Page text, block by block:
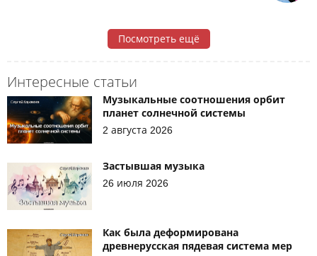
Посмотреть ещё
Интересные статьи
Музыкальные соотношения орбит
планет солнечной системы
2 августа 2026
Застывшая музыка
26 июля 2026
Как была деформирована
древнерусская пядевая система мер